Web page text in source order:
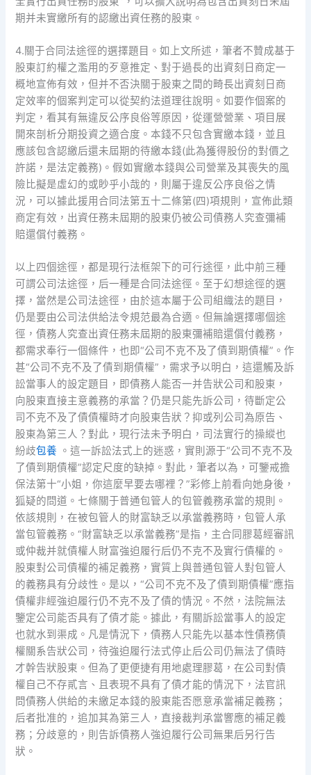
期并未實繳所有的認繳出資任務的股東。
4.關于合同法途徑的選擇題目。如上文所述，筆者不贊成基于
股東訂約權之濫用的歹意推定、對于過長的出資刻日商定一
概地宣佈有效，但并不否決關于股東之間的畸長出資刻日商
定效率的個案判定可以從契約法道理往說明。如要作個案的
判定，看其有無違反公序良俗等原因，從運營營業、項目展
開來剖析分期投資之適合度。本錢不只包含實繳本錢，並且
應該包含認繳后還未屆期的待繳本錢(此為獲得股份的對價之
許諾，是法定義務)。假如實繳本錢與公司營業及其喪失的風
險比擬是虛幻的或眇乎小哉的，則屬于違反公序良俗之情
況，可以據此援用合同法第五十二條第(四)項規則，宣佈此類
商定有效，出資任務未屆期的股東仍被公司債務人究查彌補
賠還償付義務。
以上四個途徑，都是現行法框架下的可行途徑，此中前三種
可謂公司法途徑，后一種是合同法途徑。至于幻想途徑的選
擇，當然是公司法途徑，由於這本屬于公司組織法的題目，
仍是要由公司法供給法令規范最為合適。但無論選擇哪個途
徑，債務人究查出資任務未屆期的股東彌補賠還償付義務，
都需求奉行一個條件，也即“公司不克不及了債到期債權”。作
甚“公司不克不及了債到期債權”，需求予以明白，這還觸及訴
訟當事人的設定題目，即債務人能否一并告狀公司和股東，
向股東直接主意義務的承當？仍是只能先訴公司，待斷定公
司不克不及了債債權時才向股東告狀？抑或列公司為原告、
股東為第三人？對此，現行法未予明白，司法實行的操縱也
紛歧包養 。這一訴訟法式上的迷惑，實則源于“公司不克不及
了債到期債權”認定尺度的缺掉。對此，筆者以為，可鑒戒擔
保法第十“小姐，你這麼早要去哪裡？”彩修上前看向她身後，
狐疑的問道。七條關于普通包管人的包管義務承當的規則。
依該規則，在被包管人的財富缺乏以承當義務時，包管人承
當包管義務。“財富缺乏以承當義務”是指，主合同膠葛經審訊
或仲裁并就債權人財富強迫履行后仍不克不及實行債權的。
股東對公司債權的補足義務，實質上與普通包管人對包管人
的義務具有分歧性。是以，“公司不克不及了債到期債權”應指
債權非經強迫履行仍不克不及了債的情況。不然，法院無法
鑒定公司能否具有了債才能。據此，有關訴訟當事人的設定
也就水到渠成。凡是情況下，債務人只能先以基本性債務債
權關系告狀公司，待強迫履行法式停止后公司仍無法了債時
才幹告狀股東。但為了更便捷有用地處理膠葛，在公司對債
權自己不存貳言、且表現不具有了債才能的情況下，法官訊
問債務人供給的未繳足本錢的股東能否愿意承當補足義務；
后者批准的，追加其為第三人，直接裁判承當響應的補足義
務；分歧意的，則告訴債務人強迫履行公司無果后另行告
狀。